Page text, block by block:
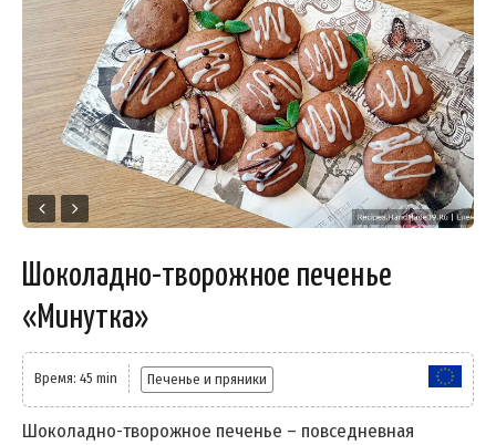
Шоколадно-творожное печенье
«Минутка»
Время: 45 min Печенье и пряники
Шоколадно-творожное печенье – повседневная